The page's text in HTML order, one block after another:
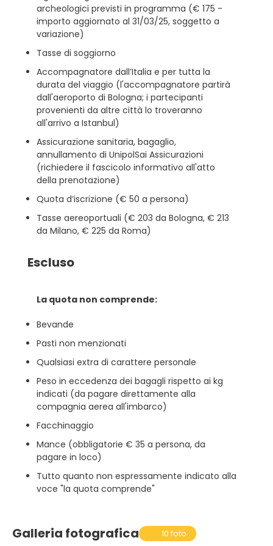
archeologici previsti in programma (€ 175 -
importo aggiornato al 31/03/25, soggetto a
variazione)
Tasse di soggiorno
Accompagnatore dall’Italia e per tutta la
durata del viaggio (l'accompagnatore partirà
dall'aeroporto di Bologna; i partecipanti
provenienti da altre città lo troveranno
all'arrivo a Istanbul)
Assicurazione sanitaria, bagaglio,
annullamento di UnipolSai Assicurazioni
(richiedere il fascicolo informativo all'atto
della prenotazione)
Quota d’iscrizione (€ 50 a persona)
Tasse aereoportuali (€ 203 da Bologna, € 213
da Milano, € 225 da Roma)
Escluso
La quota non comprende:
Bevande
Pasti non menzionati
Qualsiasi extra di carattere personale
Peso in eccedenza dei bagagli rispetto ai kg
indicati (da pagare direttamente alla
compagnia aerea all'imbarco)
Facchinaggio
Mance (obbligatorie € 35 a persona, da
pagare in loco)
Tutto quanto non espressamente indicato alla
voce "la quota comprende"
Galleria fotografica 10 foto